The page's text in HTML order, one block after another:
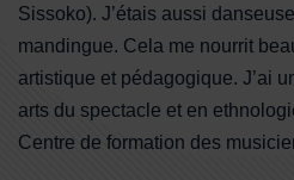
Sissoko). J’étais aussi
mandingue. Cela me nourrit
artistique et pédagogique. J’ai
arts du spectacle et en
Centre de formation des